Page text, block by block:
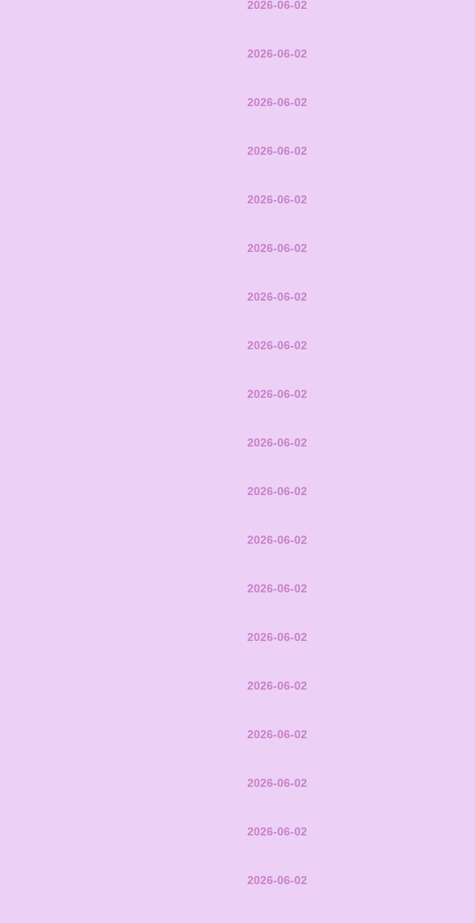
2026-06-02
2026-06-02
2026-06-02
2026-06-02
2026-06-02
2026-06-02
2026-06-02
2026-06-02
2026-06-02
2026-06-02
2026-06-02
2026-06-02
2026-06-02
2026-06-02
2026-06-02
2026-06-02
2026-06-02
2026-06-02
2026-06-02